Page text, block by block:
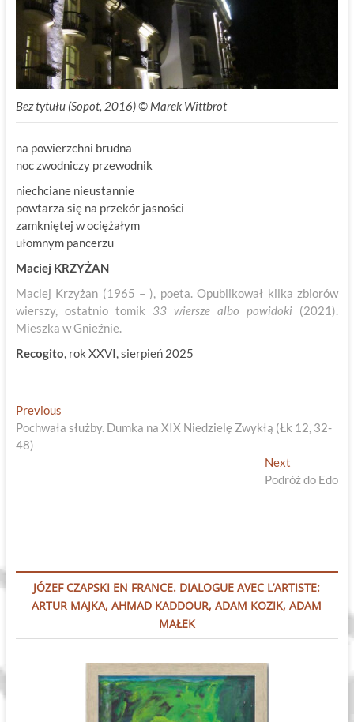
Bez tytułu (Sopot, 2016) © Marek Wittbrot
na powierzchni brudna
noc zwodniczy przewodnik
niechciane nieustannie
powtarza się na przekór jasności
zamkniętej w ociężałym
ułomnym pancerzu
Maciej KRZYŻAN
Maciej Krzyżan (1965 – ), poeta. Opublikował kilka zbiorów
wierszy, ostatnio tomik 33 wiersze albo powidoki (2021).
Mieszka w Gnieźnie.
Recogito, rok XXVI, sierpień 2025
Nawigacja
wpisu
PreviousPrevious
post:
Pochwała służby. Dumka na XIX Niedzielę Zwykłą (Łk 12, 32-
48)
Next
post:
Podróż do Edo
JÓZEF CZAPSKI EN FRANCE. DIALOGUE AVEC L’ARTISTE:
ARTUR MAJKA, AHMAD KADDOUR, ADAM KOZIK, ADAM
MAŁEK